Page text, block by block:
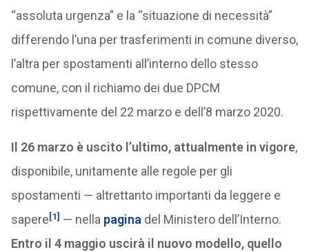
“assoluta urgenza” e la “situazione di necessità”
differendo l’una per trasferimenti in comune diverso,
l’altra per spostamenti all’interno dello stesso
comune, con il richiamo dei due DPCM
rispettivamente del 22 marzo e dell’8 marzo 2020.
Il 26 marzo è uscito l’ultimo, attualmente in vigore,
disponibile, unitamente alle regole per gli
spostamenti — altrettanto importanti da leggere e
sapere[1] — nella paginadel Ministero dell’Interno.
Entro il 4 maggio uscirà il nuovo modello, quello